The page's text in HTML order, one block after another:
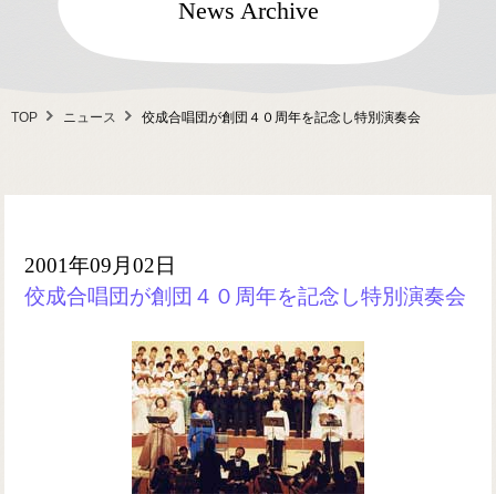
News Archive
TOP ニュース 佼成合唱団が創団４０周年を記念し特別演奏会
2001年09月02日
佼成合唱団が創団４０周年を記念し特別演奏会